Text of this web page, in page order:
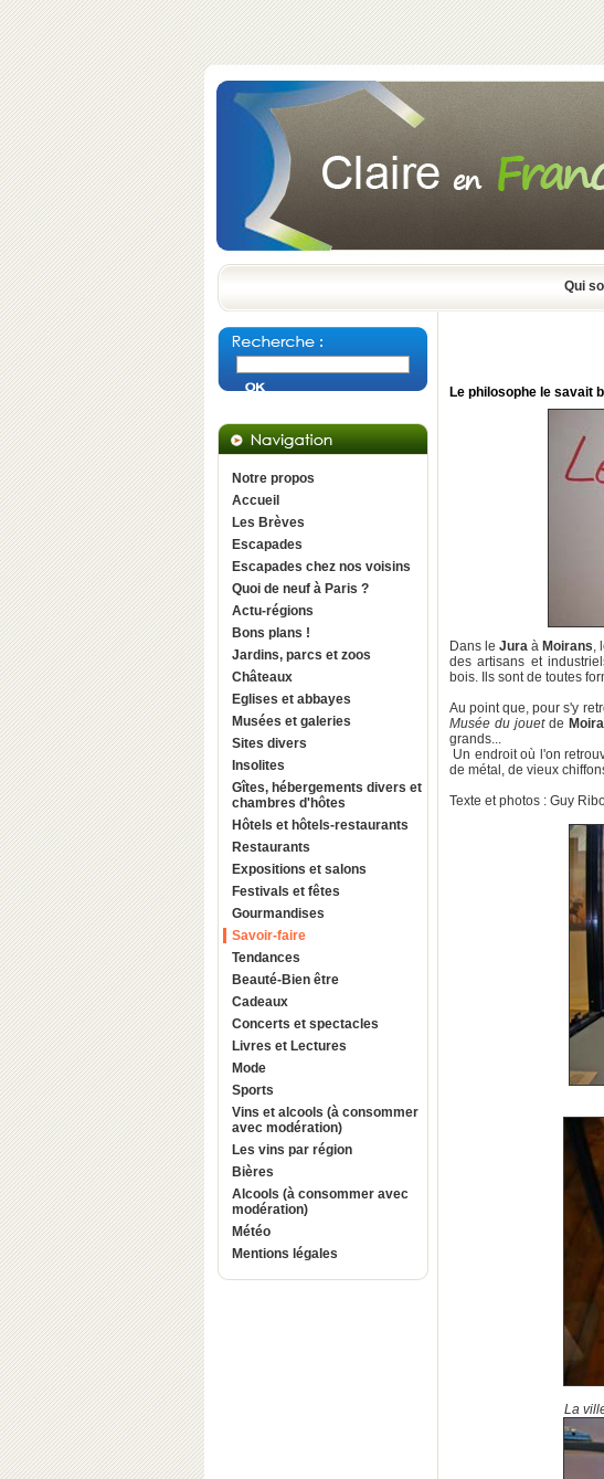
Qui
Notre propos
Accueil
Les Brèves
Escapades
Escapades chez nos voisins
Quoi de neuf à Paris ?
Actu-régions
Bons plans !
Jardins, parcs et zoos
Châteaux
Eglises et abbayes
Musées et galeries
Sites divers
Insolites
Gîtes, hébergements divers et
chambres d'hôtes
Hôtels et hôtels-restaurants
Restaurants
Expositions et salons
Festivals et fêtes
Gourmandises
Savoir-faire
Tendances
Beauté-Bien être
Cadeaux
Concerts et spectacles
Livres et Lectures
Mode
Sports
Vins et alcools (à consommer
avec modération)
Les vins par région
Bières
Alcools (à consommer avec
modération)
Météo
Mentions légales
Le philosophe le savait
Dans leJura à Moirans,
des artisans et
bois. Ils sont de toutes
Au point que, pour s'y
Musée du jouetde
grands...
Un endroit où l'on
de métal, de vieux
Texte et photos : Guy
La